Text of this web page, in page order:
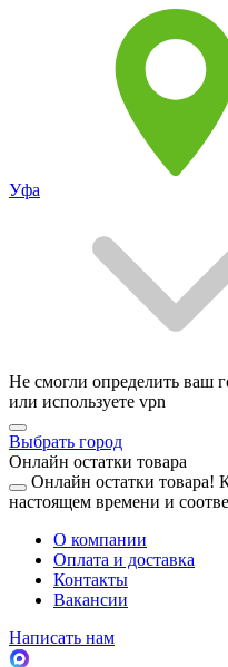
Уфа
Не смогли определить ваш
или используете vpn
Выбрать город
Онлайн остатки товара
Онлайн остатки товара!
настоящем времени и
О компании
Оплата и доставка
Контакты
Вакансии
Написать нам